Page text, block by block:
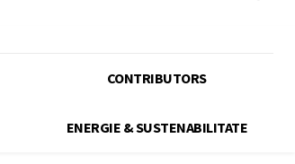
CONTRIBUTORS
ENERGIE & SUSTENABILITATE